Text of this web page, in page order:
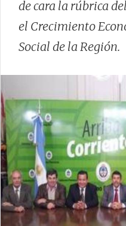
de cara la rúbrica
el Crecimiento
Social de la Región.